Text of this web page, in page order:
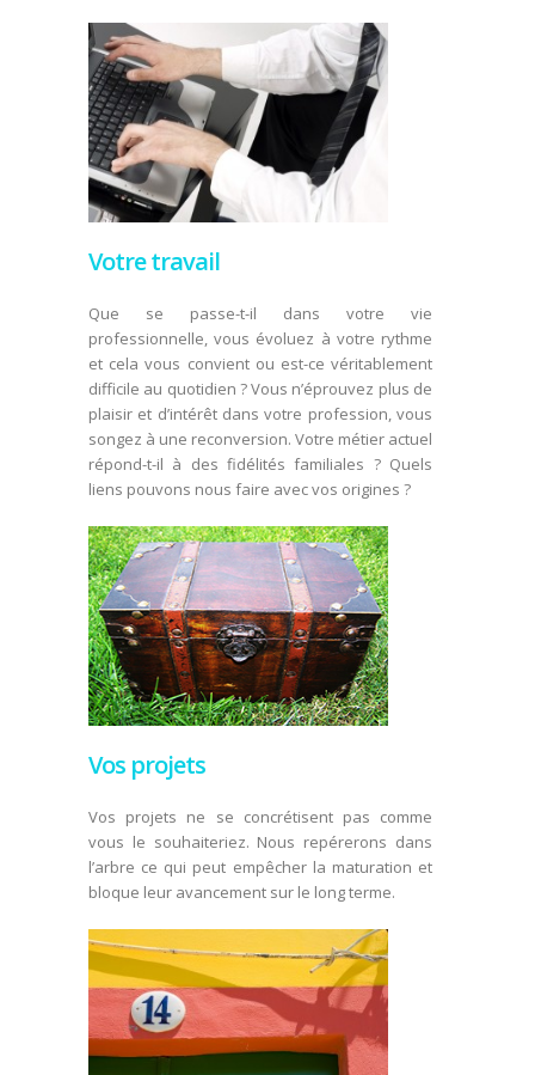
Votre travail
Que se passe-t-il dans votre vie
professionnelle, vous évoluez à votre rythme
et cela vous convient ou est-ce véritablement
difficile au quotidien ? Vous n’éprouvez plus de
plaisir et d’intérêt dans votre profession, vous
songez à une reconversion. Votre métier actuel
répond-t-il à des fidélités familiales ? Quels
liens pouvons nous faire avec vos origines ?
Vos projets
Vos projets ne se concrétisent pas comme
vous le souhaiteriez. Nous repérerons dans
l’arbre ce qui peut empêcher la maturation et
bloque leur avancement sur le long terme.